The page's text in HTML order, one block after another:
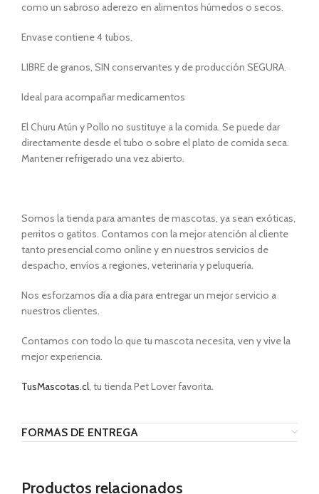
como un sabroso aderezo en alimentos húmedos o secos.
Envase contiene 4 tubos.
LIBRE de granos, SIN conservantes y de producción SEGURA.
Ideal para acompañar medicamentos
El Churu Atún y Pollo no sustituye a la comida. Se puede dar
directamente desde el tubo o sobre el plato de comida seca.
Mantener refrigerado una vez abierto.
Somos la tienda para amantes de mascotas, ya sean exóticas,
perritos o gatitos. Contamos con la mejor atención al cliente
tanto presencial como online y en nuestros servicios de
despacho, envíos a regiones, veterinaria y peluquería.
Nos esforzamos día a día para entregar un mejor servicio a
nuestros clientes.
Contamos con todo lo que tu mascota necesita, ven y vive la
mejor experiencia.
TusMascotas.cl, tu tienda Pet Lover favorita.
FORMAS DE ENTREGA
Productos relacionados